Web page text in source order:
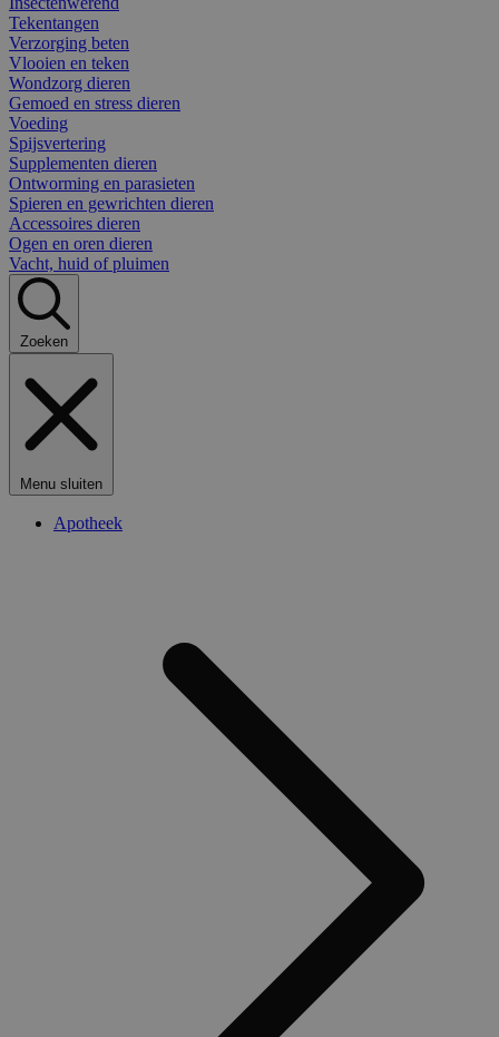
Tekentangen
Verzorging beten
Vlooien en teken
Wondzorg dieren
Gemoed en stress dieren
Voeding
Spijsvertering
Supplementen dieren
Ontworming en parasieten
Spieren en gewrichten dieren
Accessoires dieren
Ogen en oren dieren
Vacht, huid of pluimen
Zoeken
Menu sluiten
Apotheek